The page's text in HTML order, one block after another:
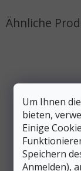
Um Ihnen
bieten,
Einige
Speichern
Anmelden),